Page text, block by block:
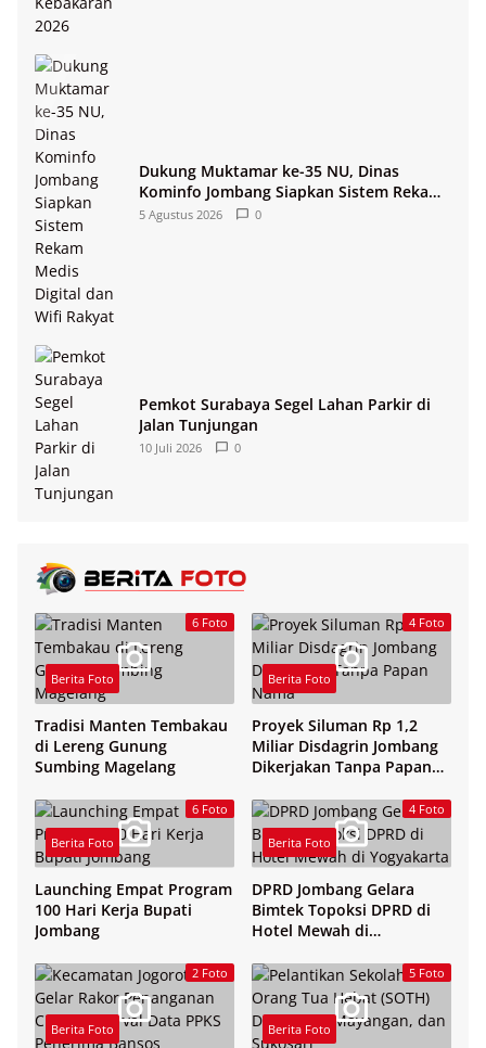
Dukung Muktamar ke-35 NU, Dinas
Kominfo Jombang Siapkan Sistem Rekam
Medis Digital dan Wifi Rakyat
5 Agustus 2026 0
Pemkot Surabaya Segel Lahan Parkir di
Jalan Tunjungan
10 Juli 2026 0
6 Foto
Berita Foto
Tradisi Manten Tembakau
di Lereng Gunung
Sumbing Magelang
4 Foto
Berita Foto
Proyek Siluman Rp 1,2
Miliar Disdagrin Jombang
Dikerjakan Tanpa Papan
6 Foto
Berita Foto
Launching Empat Program
100 Hari Kerja Bupati
Jombang
4 Foto
Berita Foto
DPRD Jombang Gelara
Bimtek Topoksi DPRD di
Hotel Mewah di
2 Foto
Berita Foto
5 Foto
Berita Foto